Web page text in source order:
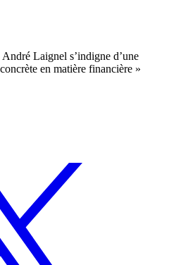
Laignel s’indigne d’une
en matière financière »